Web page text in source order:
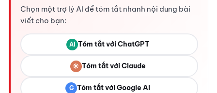
Chọn một trợ lý AI để tóm tắt nhanh nội dung bài
viết cho bạn:
AI Tóm tắt với ChatGPT
✳ Tóm tắt với Claude
G Tóm tắt với Google AI